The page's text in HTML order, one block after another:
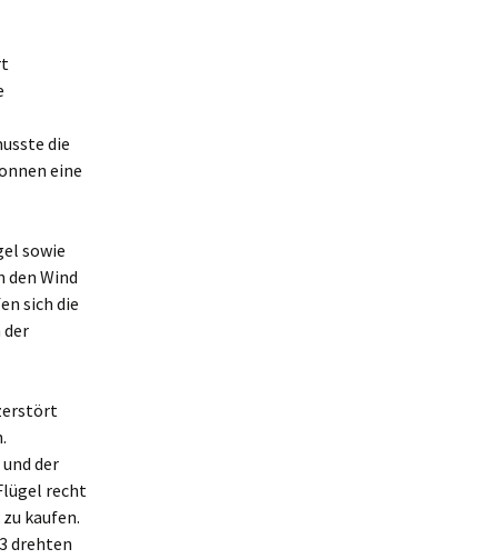
die
eine
sowie
den Wind
sich die
der
der
recht
kaufen.
drehten